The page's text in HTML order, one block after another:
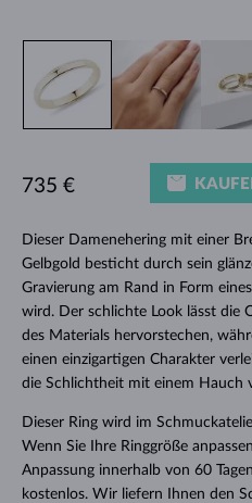
Dieser Damenehering mit einer
Gelbgold besticht durch sein
Gravierung am Rand in Form
wird. Der schlichte Look lässt die
des Materials hervorstechen,
einen einzigartigen Charakter
die Schlichtheit mit einem Hauch
Dieser Ring wird im
Wenn Sie Ihre Ringgröße
Anpassung innerhalb von 60
kostenlos. Wir liefern Ihnen den
735 €